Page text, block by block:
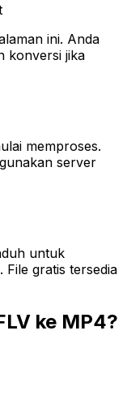
ini. Anda
konversi jika
memproses.
server
untuk
gratis tersedia
ke MP4?